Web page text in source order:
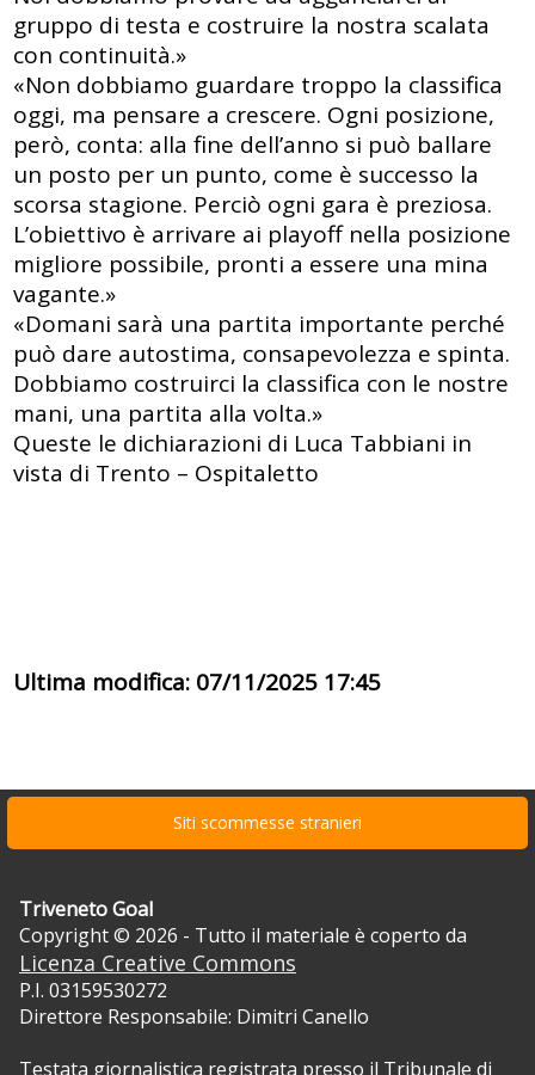
gruppo di testa e costruire la nostra scalata
con continuità.»
«Non dobbiamo guardare troppo la classifica
oggi, ma pensare a crescere. Ogni posizione,
però, conta: alla fine dell’anno si può ballare
un posto per un punto, come è successo la
scorsa stagione. Perciò ogni gara è preziosa.
L’obiettivo è arrivare ai playoff nella posizione
migliore possibile, pronti a essere una mina
vagante.»
«Domani sarà una partita importante perché
può dare autostima, consapevolezza e spinta.
Dobbiamo costruirci la classifica con le nostre
mani, una partita alla volta.»
Queste le dichiarazioni di Luca Tabbiani in
vista di Trento – Ospitaletto
Ultima modifica: 07/11/2025 17:45
Siti scommesse stranieri
Triveneto Goal
Copyright © 2026 - Tutto il materiale è coperto da
Licenza Creative Commons
P.I. 03159530272
Direttore Responsabile: Dimitri Canello
Testata giornalistica registrata presso il Tribunale di